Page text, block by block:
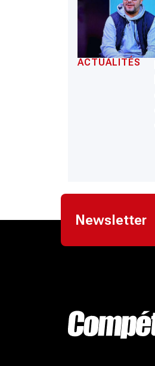
ACTUALITÉS
Newsletter